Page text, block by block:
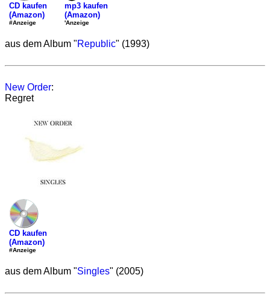
CD kaufen
(Amazon)
#Anzeige
mp3 kaufen
(Amazon)
'Anzeige
aus dem Album "Republic" (1993)
New Order:
Regret
CD kaufen
(Amazon)
#Anzeige
aus dem Album "Singles" (2005)